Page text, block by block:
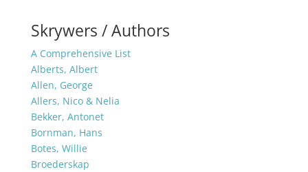
Skrywers / Authors
A Comprehensive List
Alberts, Albert
Allen, George
Allers, Nico & Nelia
Bekker, Antonet
Bornman, Hans
Botes, Willie
Broederskap